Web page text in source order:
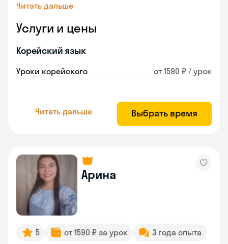
Читать дальше
Услуги и цены
Корейский язык
Уроки корейского от 1590 ₽ / урок
Читать дальше Выбрать время
Арина
5 от 1590 ₽ за урок 3 года опыта